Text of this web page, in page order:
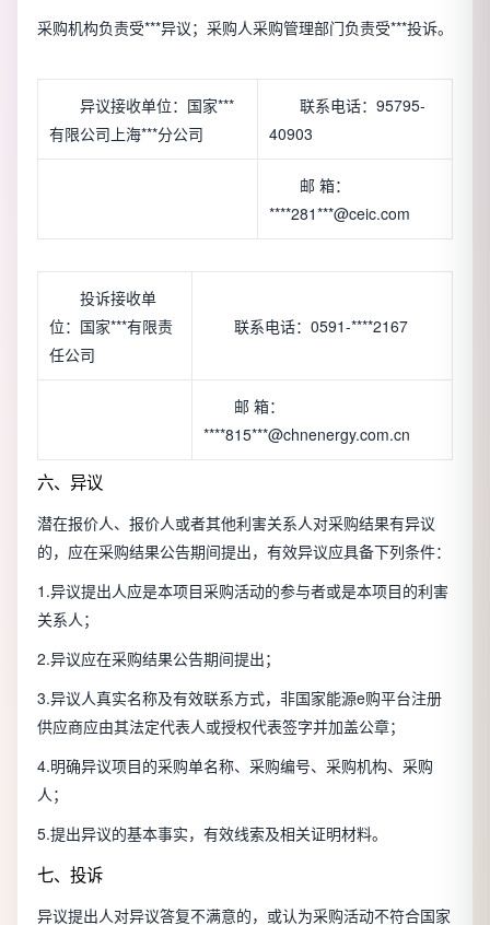
采购机构负责受***异议；采购人采购管理部门负责受***投诉。
异议接收单位：国家***
有限公司上海***分公司
联系电话：95795-
40903
邮 箱：
****281***@ceic.com
投诉接收单
位：国家***有限责
任公司
联系电话：0591-****2167
邮 箱：
****815***@chnenergy.com.cn
六、异议
潜在报价人、报价人或者其他利害关系人对采购结果有异议
的，应在采购结果公告期间提出，有效异议应具备下列条件：
1.异议提出人应是本项目采购活动的参与者或是本项目的利害
关系人；
2.异议应在采购结果公告期间提出；
3.异议人真实名称及有效联系方式，非国家能源e购平台注册
供应商应由其法定代表人或授权代表签字并加盖公章；
4.明确异议项目的采购单名称、采购编号、采购机构、采购
人；
5.提出异议的基本事实，有效线索及相关证明材料。
七、投诉
异议提出人对异议答复不满意的，或认为采购活动不符合国家